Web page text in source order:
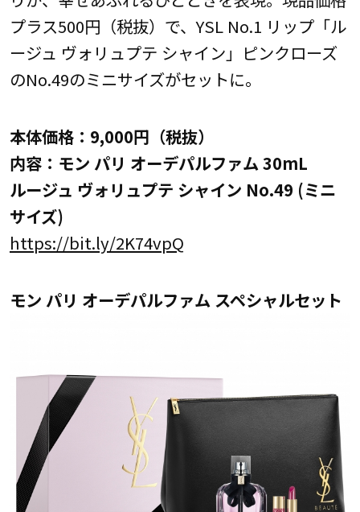
プラス500円（税抜）で、YSL No.1 リップ「ル
ージュ ヴォリュプテ シャイン」ピンクローズ
のNo.49のミニサイズがセットに。
本体価格：9,000円（税抜）
内容：モン パリ オーデパルファム 30mL
ルージュ ヴォリュプテ シャイン No.49 (ミニ
サイズ)
https://bit.ly/2K74vpQ
モン パリ オーデパルファム スペシャルセット